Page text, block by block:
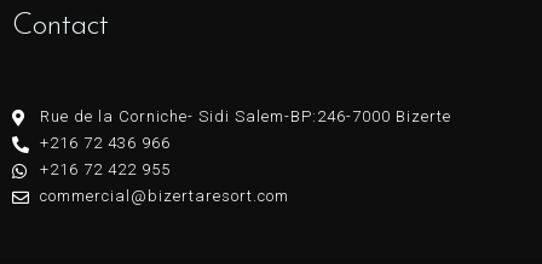
Contact
Rue de la Corniche- Sidi Salem-BP:246-7000 Bizerte
+216 72 436 966
+216 72 422 955
commercial@bizertaresort.com